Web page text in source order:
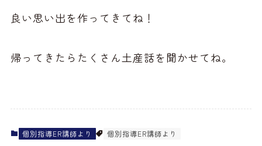
良い思い出を作ってきてね！
帰ってきたらたくさん土産話を聞かせてね。
個別指導ER講師より 個別指導ER講師より